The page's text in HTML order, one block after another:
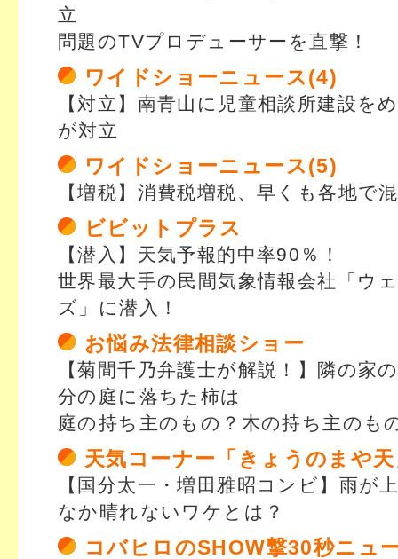
立
問題のTVプロデューサーを直撃！
ワイドショーニュース(4)
【対立】南青山に児童相談所建設を
が対立
ワイドショーニュース(5)
【増税】消費税増税、早くも各地で
ビビットプラス
【潜入】天気予報的中率90％！
世界最大手の民間気象情報会社「ウ
ズ」に潜入！
お悩み法律相談ショー
【菊間千乃弁護士が解説！】隣の家
分の庭に落ちた柿は
庭の持ち主のもの？木の持ち主のも
天気コーナー「きょうのまや
【国分太一・増田雅昭コンビ】雨が
なか晴れないワケとは？
コバヒロのSHOW撃30秒ニュ